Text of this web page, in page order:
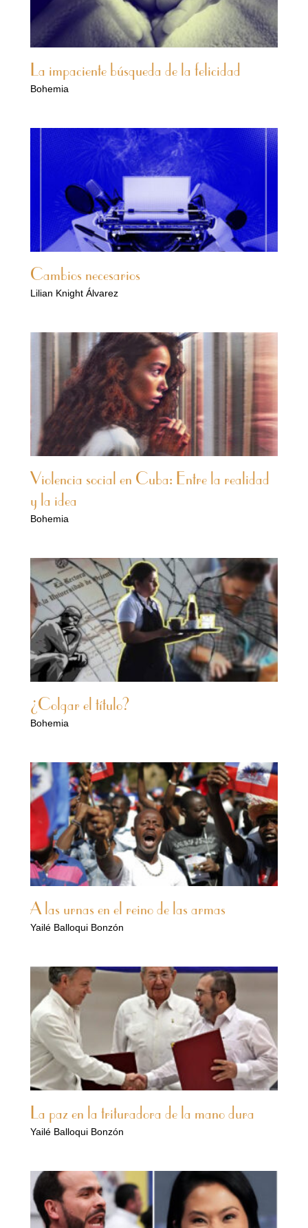
La impaciente búsqueda de la felicidad
Bohemia
Cambios necesarios
Lilian Knight Álvarez
Violencia social en Cuba: Entre la realidad
y la idea
Bohemia
¿Colgar el título?
Bohemia
A las urnas en el reino de las armas
Yailé Balloqui Bonzón
La paz en la trituradora de la mano dura
Yailé Balloqui Bonzón